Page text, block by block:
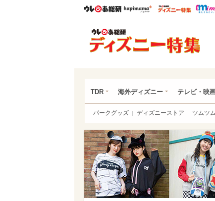
ウレぴあ総研ハピママ* ウレ
TDR 海外ディズニー テレビ・映
パークグッズ ディズニーストア ツムツム